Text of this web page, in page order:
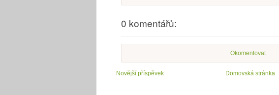
0 komentářů:
Okomentovat
Novější příspěvek Domovská stránka